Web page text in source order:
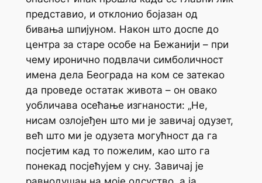
представио, и отклонио бојазан од
бивања шпијуном. Након што доспе до
центра за старе особе на Бежанији – при
чему иронично подвлачи симболичност
имена дела Београда на ком се затекао
да проведе остатак живота – он овако
уобличава осећање изгнаности: „Не,
нисам озлојеђен што ми је завичај одузет,
већ што ми је одузета могућност да га
посјетим кад то пожелим, као што га
понекад посјећујем у сну. Завичај је